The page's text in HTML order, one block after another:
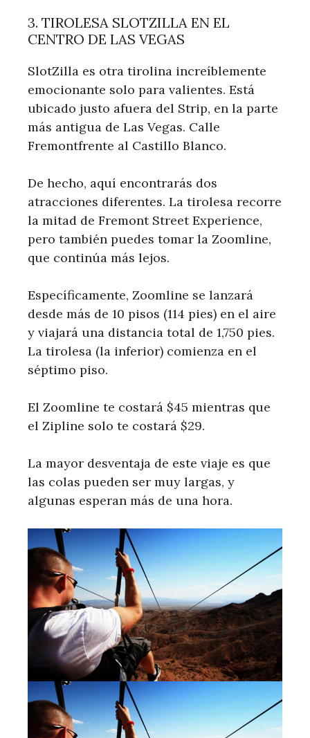
3. TIROLESA SLOTZILLA EN EL
CENTRO DE LAS VEGAS
SlotZilla es otra tirolina increíblemente
emocionante solo para valientes. Está
ubicado justo afuera del Strip, en la parte
más antigua de Las Vegas. Calle
Fremontfrente al Castillo Blanco.
De hecho, aquí encontrarás dos
atracciones diferentes. La tirolesa recorre
la mitad de Fremont Street Experience,
pero también puedes tomar la Zoomline,
que continúa más lejos.
Específicamente, Zoomline se lanzará
desde más de 10 pisos (114 pies) en el aire
y viajará una distancia total de 1,750 pies.
La tirolesa (la inferior) comienza en el
séptimo piso.
El Zoomline te costará $45 mientras que
el Zipline solo te costará $29.
La mayor desventaja de este viaje es que
las colas pueden ser muy largas, y
algunas esperan más de una hora.